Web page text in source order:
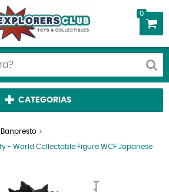
0
CATEGORIAS
- World Collectable Figure WCF Japanese